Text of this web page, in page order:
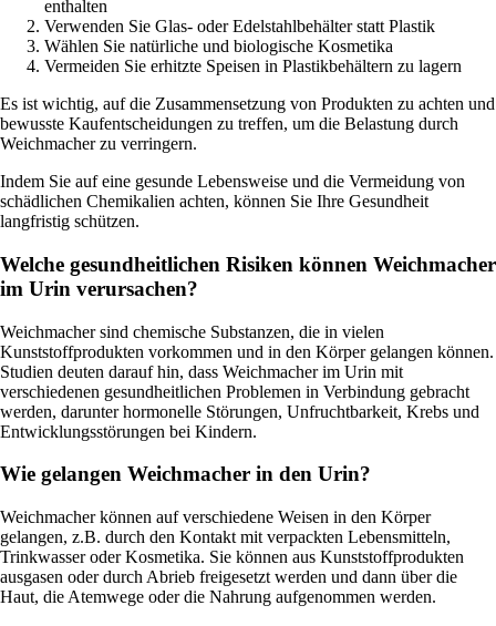
enthalten
Verwenden Sie Glas- oder Edelstahlbehälter statt Plastik
Wählen Sie natürliche und biologische Kosmetika
Vermeiden Sie erhitzte Speisen in Plastikbehältern zu lagern
Es ist wichtig, auf die Zusammensetzung von Produkten zu achten und
bewusste Kaufentscheidungen zu treffen, um die Belastung durch
Weichmacher zu verringern.
Indem Sie auf eine gesunde Lebensweise und die Vermeidung von
schädlichen Chemikalien achten, können Sie Ihre Gesundheit
langfristig schützen.
Welche gesundheitlichen Risiken können Weichmacher
im Urin verursachen?
Weichmacher sind chemische Substanzen, die in vielen
Kunststoffprodukten vorkommen und in den Körper gelangen können.
Studien deuten darauf hin, dass Weichmacher im Urin mit
verschiedenen gesundheitlichen Problemen in Verbindung gebracht
werden, darunter hormonelle Störungen, Unfruchtbarkeit, Krebs und
Entwicklungsstörungen bei Kindern.
Wie gelangen Weichmacher in den Urin?
Weichmacher können auf verschiedene Weisen in den Körper
gelangen, z.B. durch den Kontakt mit verpackten Lebensmitteln,
Trinkwasser oder Kosmetika. Sie können aus Kunststoffprodukten
ausgasen oder durch Abrieb freigesetzt werden und dann über die
Haut, die Atemwege oder die Nahrung aufgenommen werden.